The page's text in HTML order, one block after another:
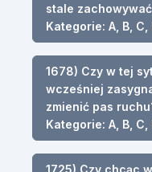
stale
Kategorie: A, B, C,
1678) Czy w tej
wcześniej
zmienić pas
Kategorie: A, B, C,
1725) Czy chcąc